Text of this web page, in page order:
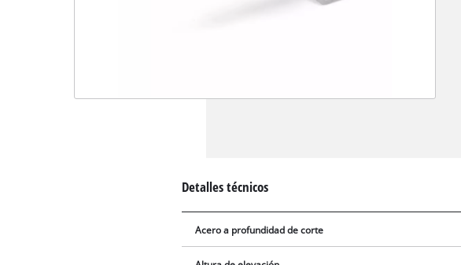
Detalles técnicos
Acero a profundidad de corte